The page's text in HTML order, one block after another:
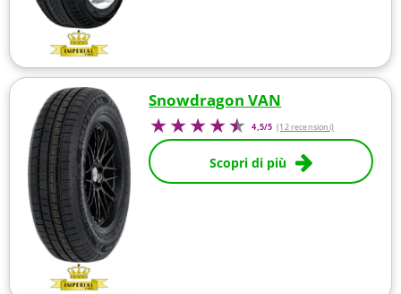
Snowdragon VAN
4,5/5 (12 recensioni)
Scopri di più